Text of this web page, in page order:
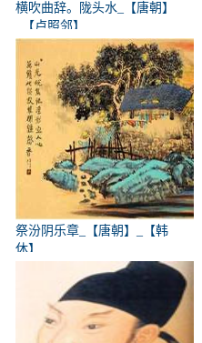
横吹曲辞。陇头水_【唐朝】
_【卢照邻】
祭汾阴乐章_【唐朝】_【韩
休】